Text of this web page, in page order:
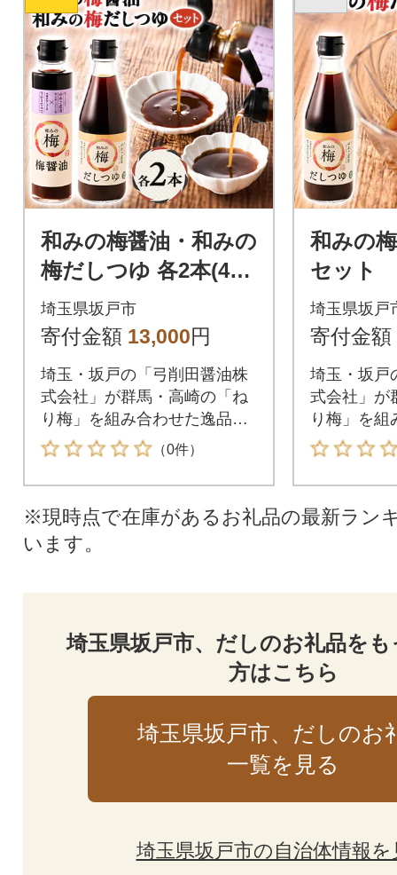
和みの梅醤油・和みの
梅だしつゆ 各2本(4本
セット)
埼玉県坂戸市
寄付金額 13,000円
埼玉・坂戸の「弓削田醤油株
式会社」が群馬・高崎の「ね
り梅」を組み合わせた逸品で
す。
（0件）
和みの
セット
埼玉県坂戸
寄付金額
埼玉・坂戸
式会社」が
り梅」を組
す。
※現時点で在庫があるお礼品の最新ラン
います。
埼玉県坂戸市、だしのお礼品を
方はこちら
埼玉県坂戸市、だしのお
一覧を見る
埼玉県坂戸市の自治体情報を